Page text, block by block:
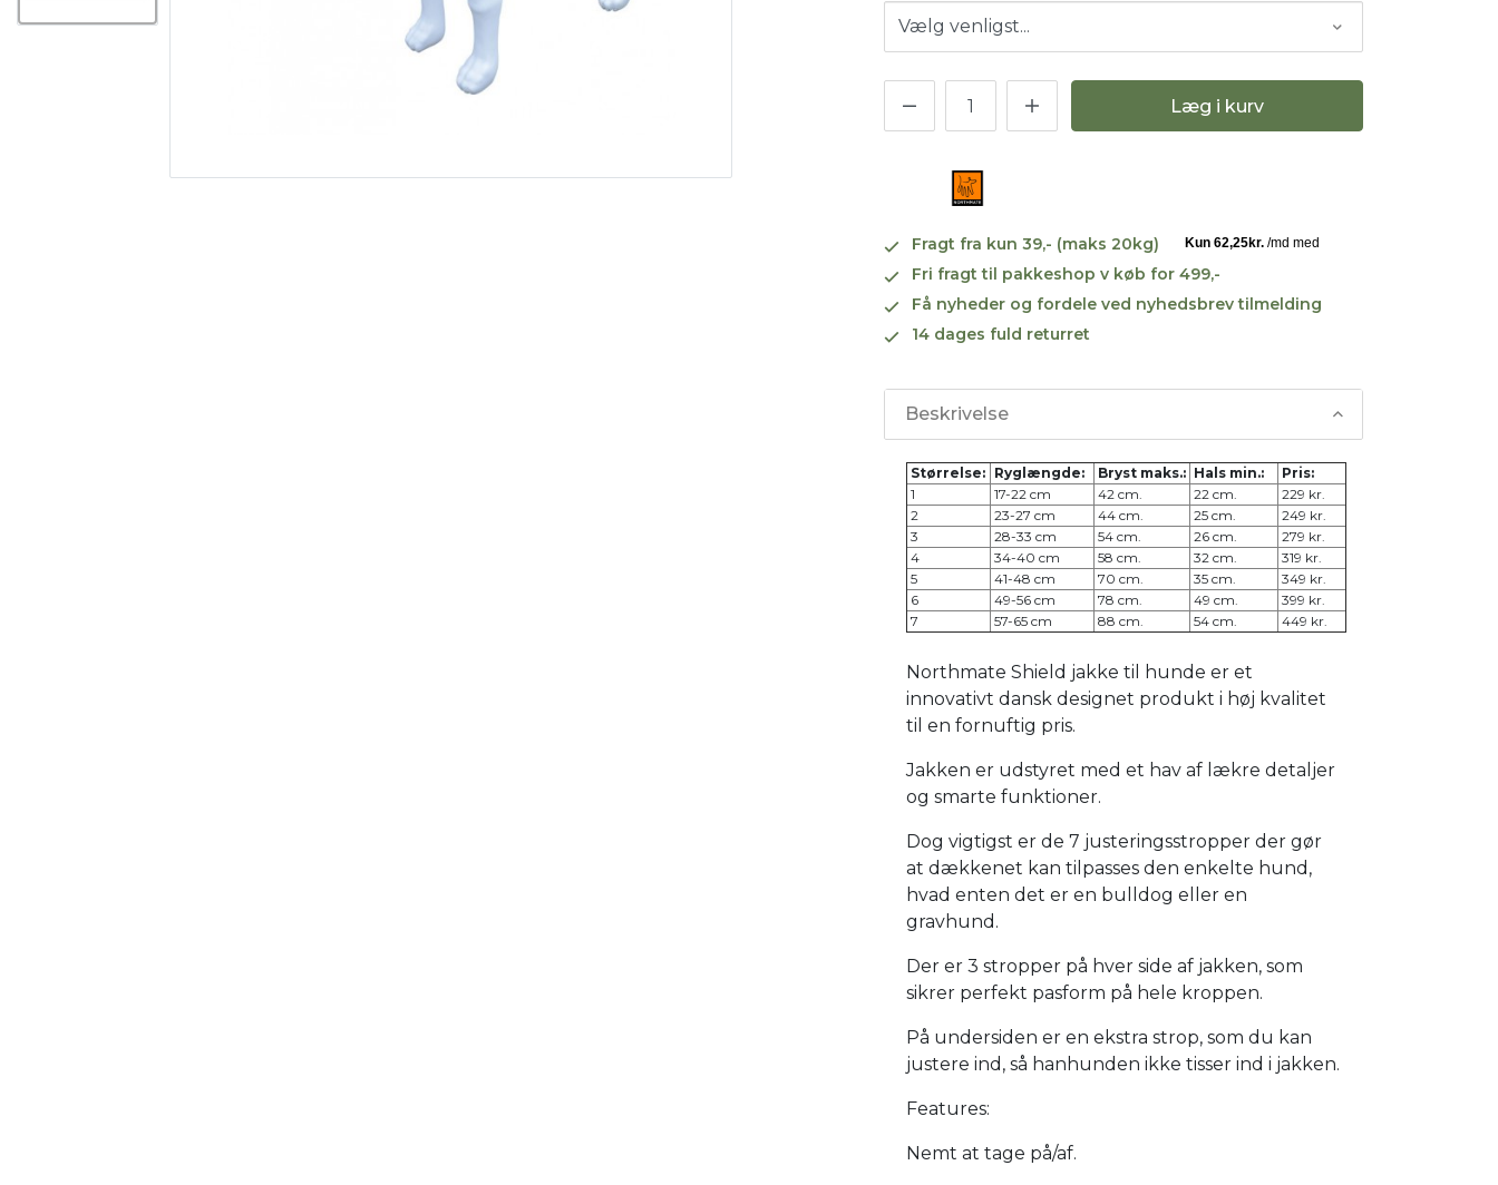
Læg i kurv
Fragt fra kun 39,- (maks 20kg)
Fri fragt til pakkeshop v køb for 499,-
Få nyheder og fordele ved nyhedsbrev tilmelding
14 dages fuld returret
Beskrivelse
Størrelse: Ryglængde: Bryst maks.: Hals min.:
Pris:
1
17-22 cm 42 cm. 22 cm.
229 kr.
2
23-27 cm 44 cm. 25 cm.
249 kr.
3
28-33 cm 54 cm. 26 cm.
279 kr.
4
34-40 cm 58 cm. 32 cm.
319 kr.
5
41-48 cm 70 cm. 35 cm.
349 kr.
6
49-56 cm 78 cm. 49 cm.
399 kr.
7
57-65 cm 88 cm. 54 cm. 449 kr.
Northmate Shield jakke til hunde er et
innovativt dansk designet produkt i høj kvalitet
til en fornuftig pris.
Jakken er udstyret med et hav af lækre detaljer
og smarte funktioner.
Dog vigtigst er de 7 justeringsstropper der gør
at dækkenet kan tilpasses den enkelte hund,
hvad enten det er en bulldog eller en
gravhund.
Der er 3 stropper på hver side af jakken, som
sikrer perfekt pasform på hele kroppen.
På undersiden er en ekstra strop, som du kan
justere ind, så hanhunden ikke tisser ind i jakken.
Features:
Nemt at tage på/af.